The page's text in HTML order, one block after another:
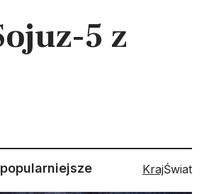
5 z
KrajŚwiat